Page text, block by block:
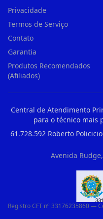
Privacidade
Termos de Serviço
Contato
Garantia
Produtos Recomendados
(Afiliados)
Central de Atendimento
para o técnico mais
61.728.592 Roberto
Avenida
Registro CFT nº 33176235860 —